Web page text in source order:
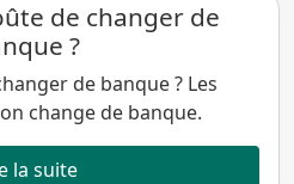
de changer de
?
de banque ? Les
change de banque.
la suite